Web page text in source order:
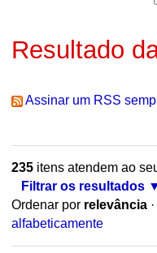
Resultado
Assinar um RSS
235itens atendem ao
Filtrar os resultados
Ordenar por relevância ·
alfabeticamente